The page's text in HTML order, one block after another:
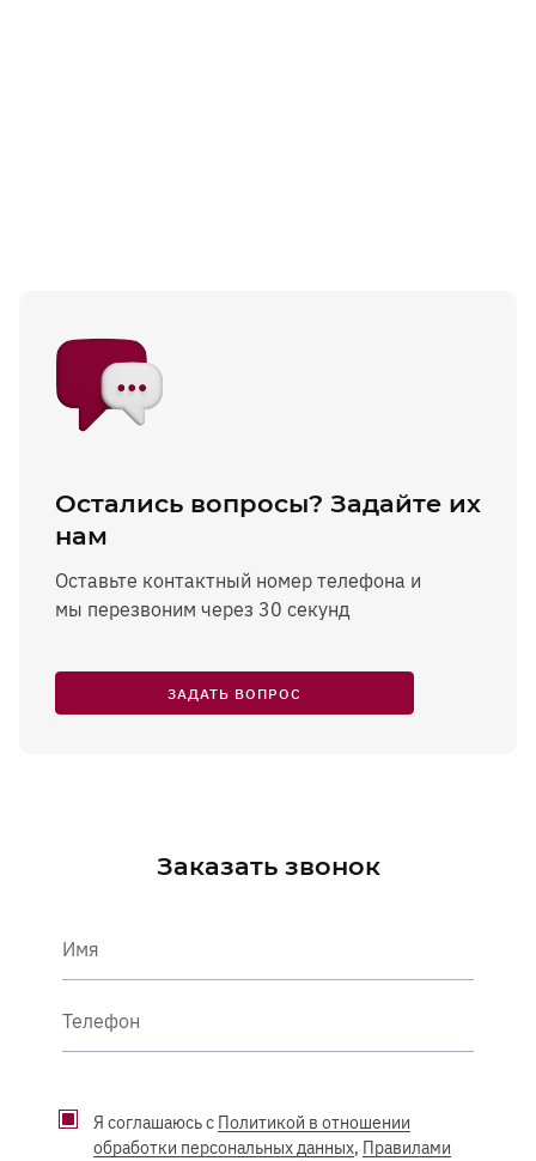
Остались вопросы? Задайте их
нам
Оставьте контактный номер телефона и
мы перезвоним через 30 секунд
ЗАДАТЬ ВОПРОС
Заказать звонок
Имя
Телефон
Я соглашаюсь с Политикой в отношении
обработки персональных данных, Правилами